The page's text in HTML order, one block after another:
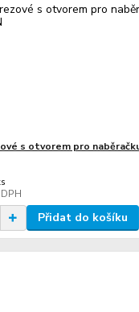
s otvorem pro
Přidat do košíku